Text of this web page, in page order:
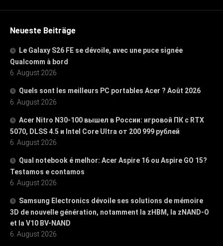
Neueste Beiträge
Le Galaxy S26 FE se dévoile, avec une puce signée
Qualcomm à bord
6. August 2026
Quels sont les meilleurs PC portables Acer ? Août 2026
6. August 2026
Acer Nitro N30-100 вышел в России: игровой ПК с RTX
5070, DLSS 4.5 и Intel Core Ultra от 200 999 рублей
6. August 2026
Qual notebook é melhor: Acer Aspire 16 ou Aspire GO 15?
Testamos e contamos
6. August 2026
Samsung Electronics dévoile ses solutions de mémoire
3D de nouvelle génération, notamment la zHBM, la zNAND-O
et la V10 BV-NAND
6. August 2026